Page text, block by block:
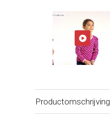
Productomschrijving